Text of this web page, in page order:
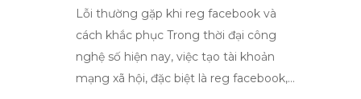
Lỗi thường gặp khi reg facebook và
cách khắc phục Trong thời đại công
nghệ số hiện nay, việc tạo tài khoản
mạng xã hội, đặc biệt là reg facebook,…